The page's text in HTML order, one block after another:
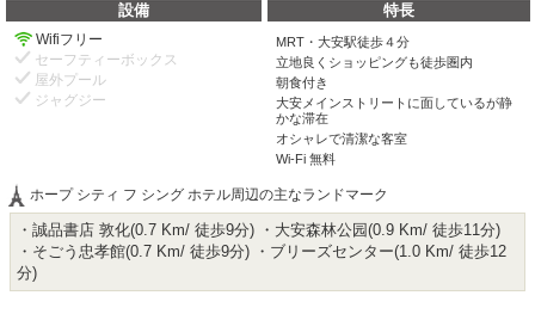
設備 特長
Wifiフリー
セーフティーボックス
屋外プール
ジャグジー
MRT・大安駅徒歩４分
立地良くショッピングも徒歩圏内
朝食付き
大安メインストリートに面しているが静
かな滞在
オシャレで清潔な客室
Wi-Fi 無料
ホープ シティ フ シング ホテル周辺の主なランドマーク
・誠品書店 敦化(0.7 Km/ 徒歩9分) ・大安森林公园(0.9 Km/ 徒歩11分)
・そごう忠孝館(0.7 Km/ 徒歩9分) ・ブリーズセンター(1.0 Km/ 徒歩12
分)